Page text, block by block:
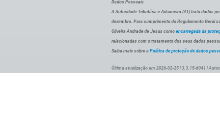
Dados Pessoais
A Autoridade Tributária e Aduaneira (AT) trata dados
dezembro. Para cumprimento do Regulamento Geral
Oliveira Andrade de Jesus como encarregada da
relacionadas com o tratamento dos seus dados
Saiba mais sobre a Política de proteção de dados
Última atualização em 2026-02-25 | 3.3.15-6041 |